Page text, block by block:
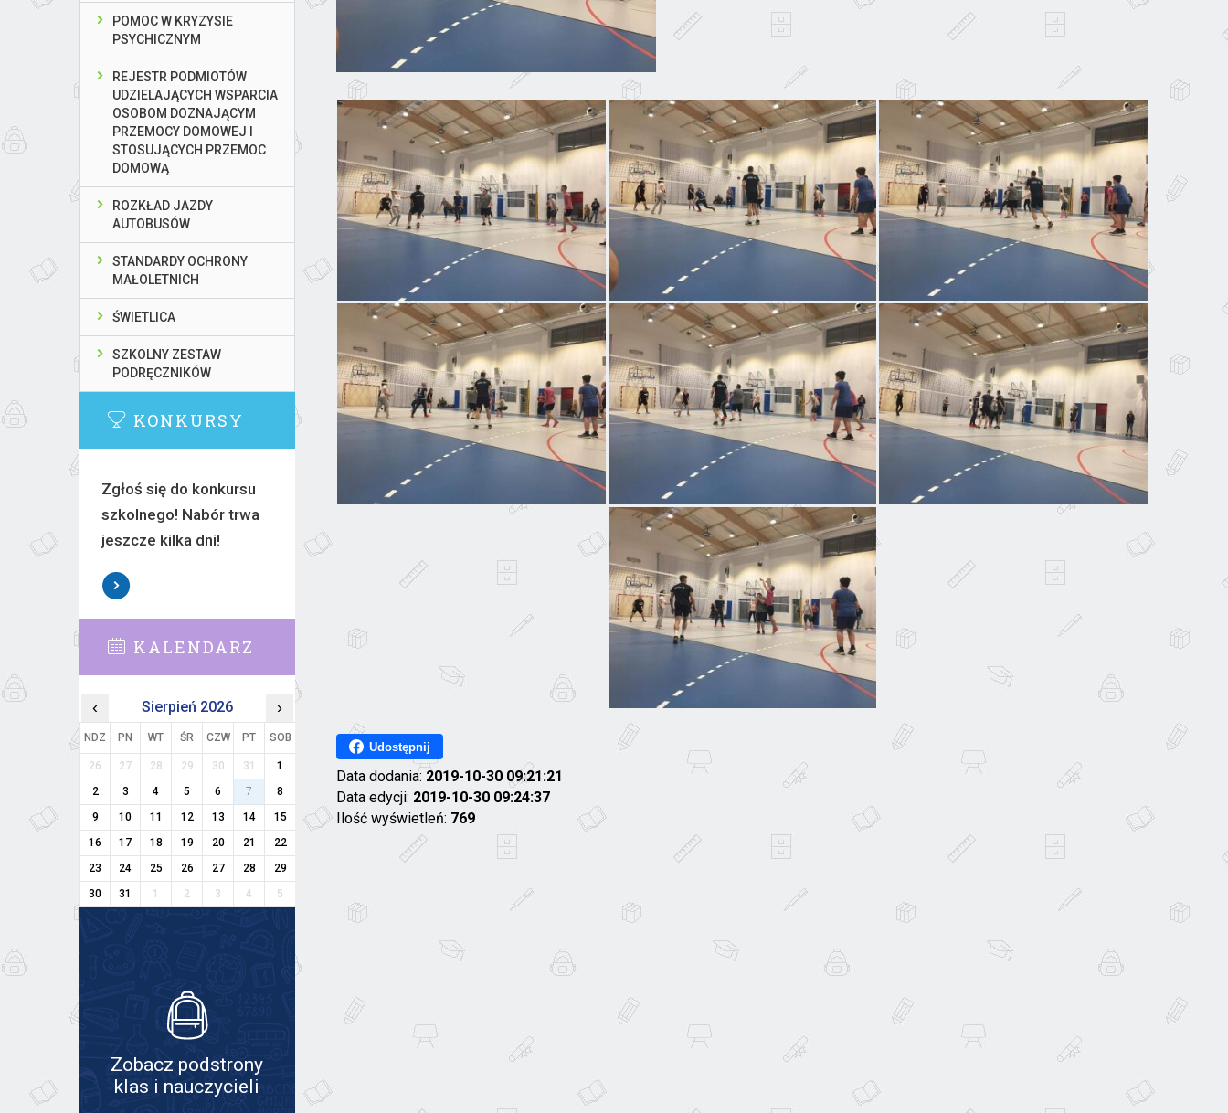
Udostępnij
Data dodania: 2019-10-30 09:21:21
Data edycji: 2019-10-30 09:24:37
Ilość wyświetleń: 769
POMOC W KRYZYSIE
PSYCHICZNYM
REJESTR PODMIOTÓW
UDZIELAJĄCYCH WSPARCIA
OSOBOM DOZNAJĄCYM
PRZEMOCY DOMOWEJ I
STOSUJĄCYCH PRZEMOC
DOMOWĄ
ROZKŁAD JAZDY
AUTOBUSÓW
STANDARDY OCHRONY
MAŁOLETNICH
ŚWIETLICA
SZKOLNY ZESTAW
PODRĘCZNIKÓW
KONKURSY
Zgłoś się do konkursu
szkolnego! Nabór trwa
jeszcze kilka dni!
KALENDARZ
‹ Sierpień 2026 ›
NDZ PN WT ŚR CZW PT SOB
26 27 28 29 30 31
1
2
3 4 5 6 7
8
9
10 11 12 13 14
15
16
17 18 19 20 21
22
23
24 25 26 27 28
29
30
31 1 2 3 4 5
Zobacz podstrony
klas i nauczycieli